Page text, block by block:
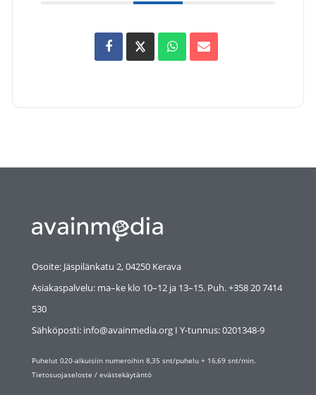
Osoite: Jäspilänkatu 2, 04250 Kerava
Asiakaspalvelu: ma–ke klo 10–12 ja 13–15. Puh. +358 20 7414
530
Sähköposti: info@avainmedia.org I Y-tunnus:0201348-9
Puhelut 020-alkuisiin numeroihin 8,35 snt/puhelu + 16,69 snt/min.
Tietosuojaseloste / evästekäytäntö